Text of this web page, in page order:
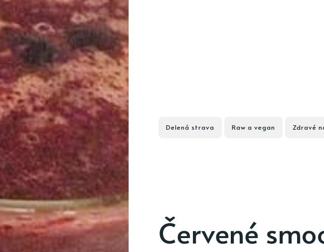
Delená strava Raw a vegan Zdravé
Červené